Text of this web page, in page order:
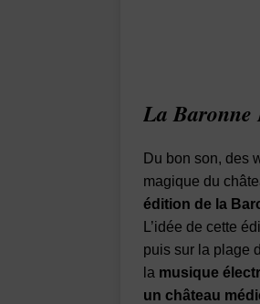
La Baronne
Du bon son, des
magique du
édition de la
L’idée de cette
puis sur la plage
la musique
un château